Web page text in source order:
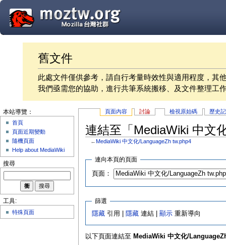
舊文件
此處文件僅供參考，請自行考量時效性與適用程度，其
我們亟需您的協助，進行共筆系統搬移、及文件整理工
頁面內容 討論 檢視原始碼 歷史
連結至「MediaWiki 中文
← MediaWiki 中文化/LanguageZh tw.php4
連向本頁的頁面
頁面：
篩選
隱藏 引用 | 隱藏 連結 |顯示 重新導向
以下頁面連結至 MediaWiki 中文化/
本站導覽：
首頁
頁面近期變動
隨機頁面
Help about MediaWiki
搜尋
工具:
特殊頁面